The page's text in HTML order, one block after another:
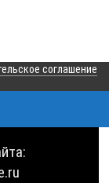
соглашение